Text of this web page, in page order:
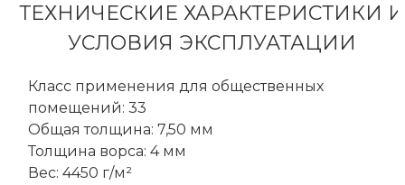
ТЕХНИЧЕСКИЕ ХАРАКТЕРИСТИКИ И
УСЛОВИЯ ЭКСПЛУАТАЦИИ
Класс применения для общественных
помещений: 33
Общая толщина: 7,50 мм
Толщина ворса: 4 мм
Вес: 4450 г/м²